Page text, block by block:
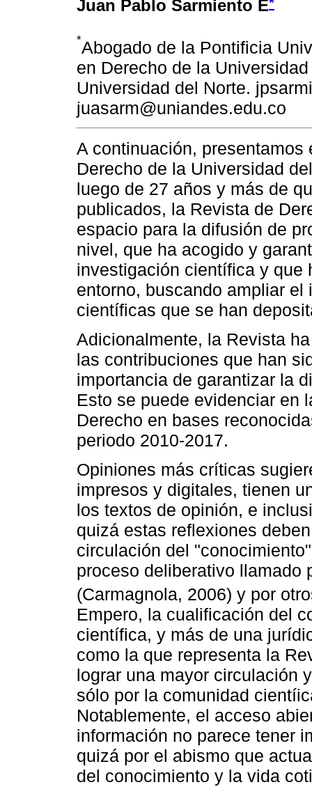
Juan Pablo Sarmiento E
*Abogado de la Pontificia
en Derecho de la
Universidad del Norte.
juasarm@uniandes.edu.co
A continuación,
Derecho de la Universidad
luego de 27 años y más de
publicados, la Revista de
espacio para la difusión de
nivel, que ha acogido y
investigación científica y que
entorno, buscando ampliar
científicas que se han
Adicionalmente, la Revista
las contribuciones que han
importancia de garantizar la
Esto se puede evidenciar en
Derecho en bases
periodo 2010-2017.
Opiniones más críticas
impresos y digitales, tienen
los textos de opinión, e
quizá estas reflexiones
circulación del
proceso deliberativo llamado
(Carmagnola, 2006) y por
Empero, la cualificación del
científica, y más de una
como la que representa la
lograr una mayor circulación
sólo por la comunidad
Notablemente, el acceso
información no parece tener
quizá por el abismo que
del conocimiento y la vida